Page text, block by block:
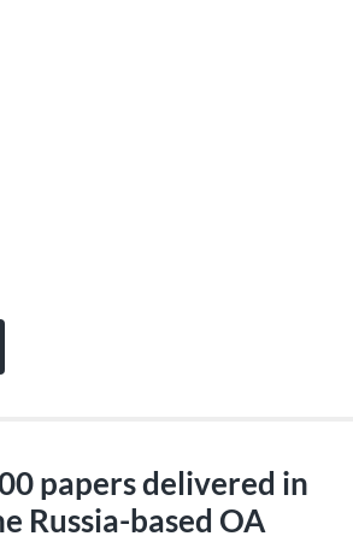
papers delivered in
Russia-based OA